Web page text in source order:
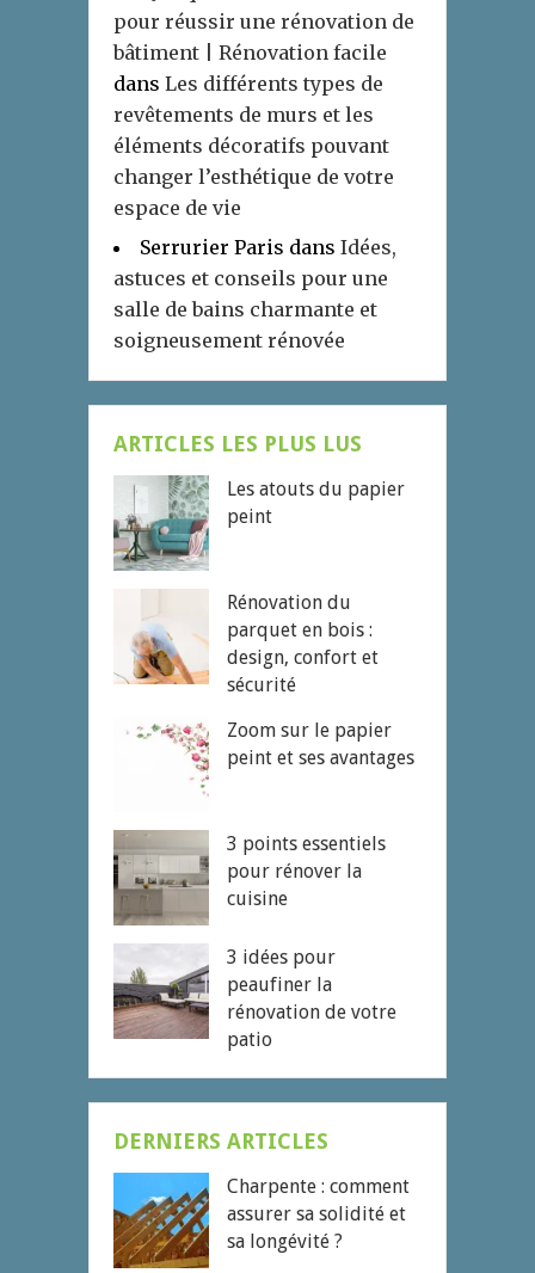
pour réussir une rénovation de
bâtiment | Rénovation facile
dans Les différents types de
revêtements de murs et les
éléments décoratifs pouvant
changer l’esthétique de votre
espace de vie
Serrurier Paris dans Idées,
astuces et conseils pour une
salle de bains charmante et
soigneusement rénovée
ARTICLES LES PLUS LUS
Les atouts du papier
peint
Rénovation du
parquet en bois :
design, confort et
sécurité
Zoom sur le papier
peint et ses avantages
3 points essentiels
pour rénover la
cuisine
3 idées pour
peaufiner la
rénovation de votre
patio
DERNIERS ARTICLES
Charpente : comment
assurer sa solidité et
sa longévité ?